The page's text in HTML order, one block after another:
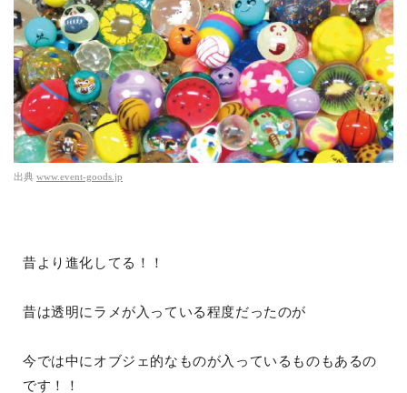
出典 www.event-goods.jp
昔より進化してる！！
昔は透明にラメが入っている程度だったのが
今では中にオブジェ的なものが入っているものもあるの
です！！